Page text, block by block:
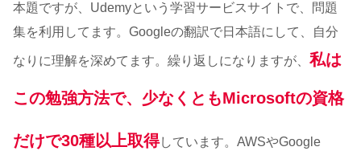
本題ですが、Udemyという学習サービスサイトで、問題
集を利用してます。Googleの翻訳で日本語にして、自分
なりに理解を深めてます。繰り返しになりますが、 私は
この勉強方法で、 少なくともMicrosoftの資格
だけで30種以上取得しています。AWSやGoogle